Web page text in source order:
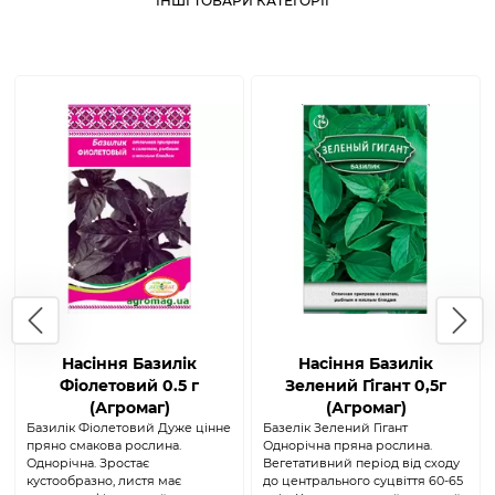
Насіння Базилік
Фіолетовий 0.5 г
(Агромаг)
Базилік Фіолетовий Дуже цінне
пряно смакова рослина.
Однорічна. Зростає
кустообразно, листя має
Насіння Базилік
Зелений Гігант 0,5г
(Агромаг)
Базелік Зелений Гігант
Однорічна пряна рослина.
Вегетативний період від сходу
до центрального суцвіття 60-65